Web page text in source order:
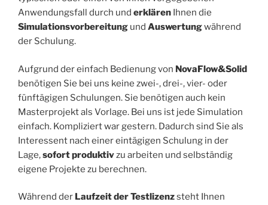
Anwendungsfall durch und erklären Ihnen die
Simulationsvorbereitung und Auswertungwährend
der Schulung.
Aufgrund der einfach Bedienung von NovaFlow&Solid
benötigen Sie bei uns keine zwei-, drei-, vier- oder
fünftägigen Schulungen. Sie benötigen auch kein
Masterprojekt als Vorlage. Bei uns ist jede Simulation
einfach. Kompliziert war gestern. Dadurch sind Sie als
Interessent nach einer eintägigen Schulung in der
Lage,sofort produktivzu arbeiten und selbständig
eigene Projekte zu berechnen.
Während der Laufzeit der Testlizenzsteht Ihnen